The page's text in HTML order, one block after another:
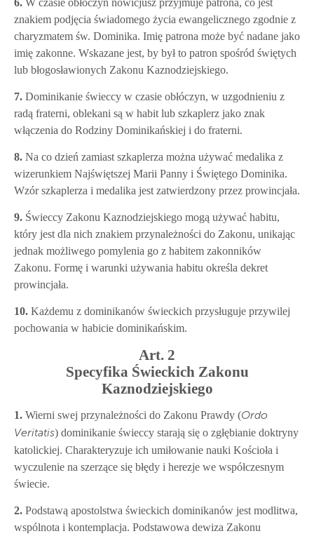
znakiem podjęcia świadomego życia ewangelicznego zgodnie z
charyzmatem św. Dominika. Imię patrona może być nadane jako
imię zakonne. Wskazane jest, by był to patron spośród świętych
lub błogosławionych Zakonu Kaznodziejskiego.
7. Dominikanie świeccy w czasie obłóczyn, w uzgodnieniu z
radą fraterni, oblekani są w habit lub szkaplerz jako znak
włączenia do Rodziny Dominikańskiej i do fraterni.
8. Na co dzień zamiast szkaplerza można używać medalika z
wizerunkiem Najświętszej Marii Panny i Świętego Dominika.
Wzór szkaplerza i medalika jest zatwierdzony przez prowincjała.
9. Świeccy Zakonu Kaznodziejskiego mogą używać habitu,
który jest dla nich znakiem przynależności do Zakonu, unikając
jednak możliwego pomylenia go z habitem zakonników
Zakonu. Formę i warunki używania habitu określa dekret
prowincjała.
10. Każdemu z dominikanów świeckich przysługuje przywilej
pochowania w habicie dominikańskim.
Art. 2
Specyfika Świeckich Zakonu
Kaznodziejskiego
1. Wierni swej przynależności do Zakonu Prawdy (Ordo
Veritatis) dominikanie świeccy starają się o zgłębianie doktryny
katolickiej. Charakteryzuje ich umiłowanie nauki Kościoła i
wyczulenie na szerzące się błędy i herezje we współczesnym
świecie.
2. Podstawą apostolstwa świeckich dominikanów jest modlitwa,
wspólnota i kontemplacja. Podstawowa dewiza Zakonu